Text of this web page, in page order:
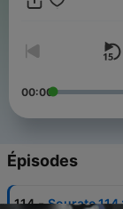
00:00
Épisodes
114 - Sourate 114